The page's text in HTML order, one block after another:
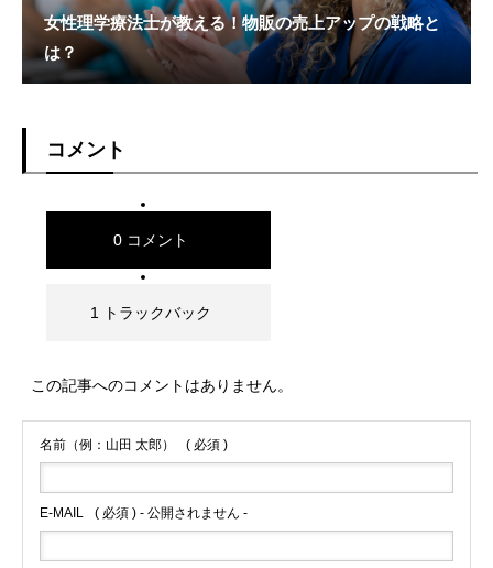
女性理学療法士が教える！物販の売上アップの戦略と
は？
コメント
0 コメント
1 トラックバック
この記事へのコメントはありません。
名前（例：山田 太郎） ( 必須 )
E-MAIL ( 必須 ) - 公開されません -